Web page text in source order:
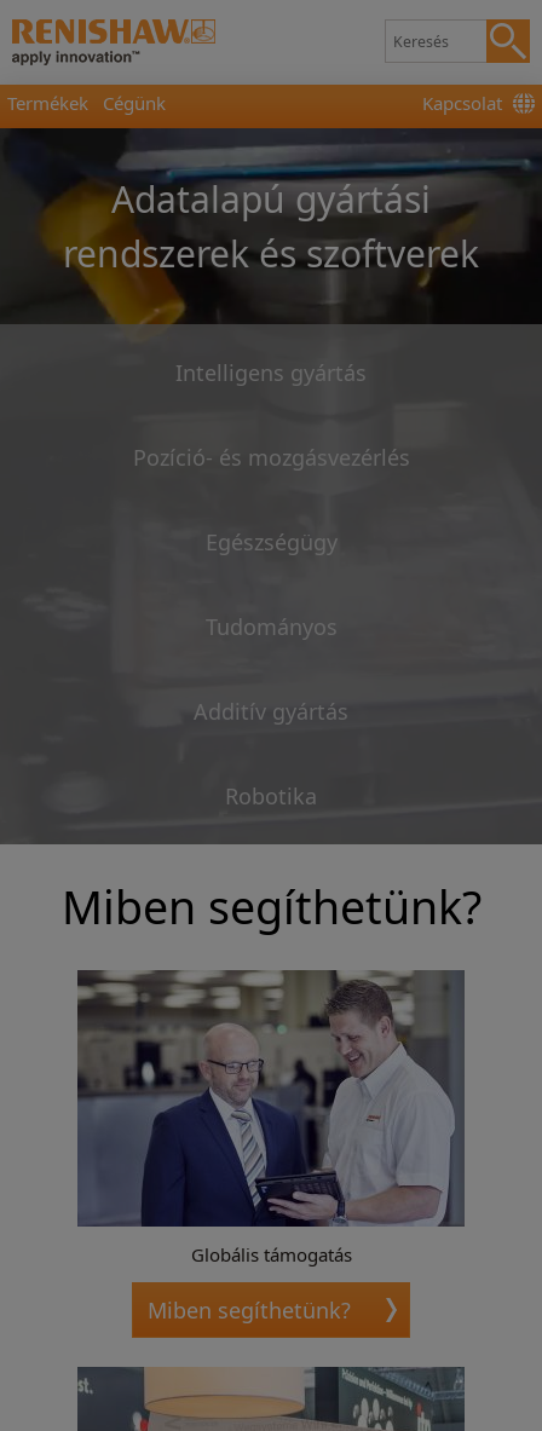
Termékek Cégünk Kapcsolat
Adatalapú gyártási
rendszerek és szoftverek
Intelligens gyártás
Pozíció- és mozgásvezérlés
Egészségügy
Tudományos
Additív gyártás
Robotika
Miben segíthetünk?
Globális támogatás
Miben segíthetünk?